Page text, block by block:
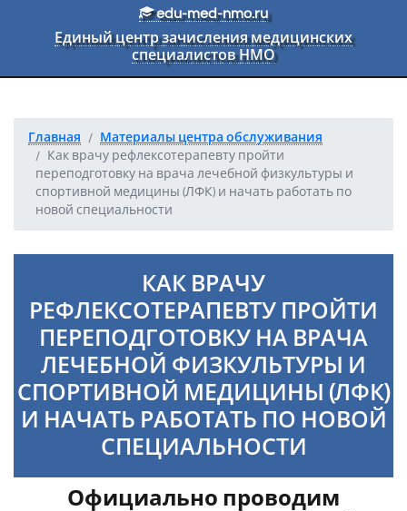
Перейти к основному текстуedu-med-nmo.ru
Единый центр зачисления медицинских
специалистов НМО
Главная
Материалы центра обслуживания
Как врачу рефлексотерапевту пройти
переподготовку на врача лечебной физкультуры и
спортивной медицины (ЛФК) и начать работать по
новой специальности
КАК ВРАЧУ
РЕФЛЕКСОТЕРАПЕВТУ ПРОЙТИ
ПЕРЕПОДГОТОВКУ НА ВРАЧА
ЛЕЧЕБНОЙ ФИЗКУЛЬТУРЫ И
СПОРТИВНОЙ МЕДИЦИНЫ (ЛФК)
И НАЧАТЬ РАБОТАТЬ ПО НОВОЙ
СПЕЦИАЛЬНОСТИ
Официально проводим